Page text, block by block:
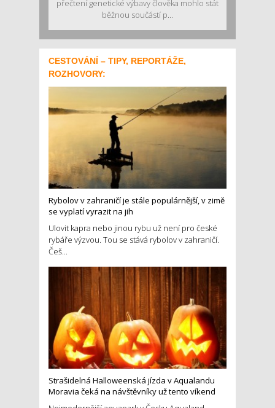
přečtení genetické výbavy člověka mohlo stát
běžnou součástí p...
CESTOVÁNÍ – TIPY, REPORTÁŽE,
ROZHOVORY:
Rybolov v zahraničí je stále populárnější, v zimě
se vyplatí vyrazit na jih
Ulovit kapra nebo jinou rybu už není pro české
rybáře výzvou. Tou se stává rybolov v zahraničí.
Češ...
Strašidelná Halloweenská jízda v Aqualandu
Moravia čeká na návštěvníky už tento víkend